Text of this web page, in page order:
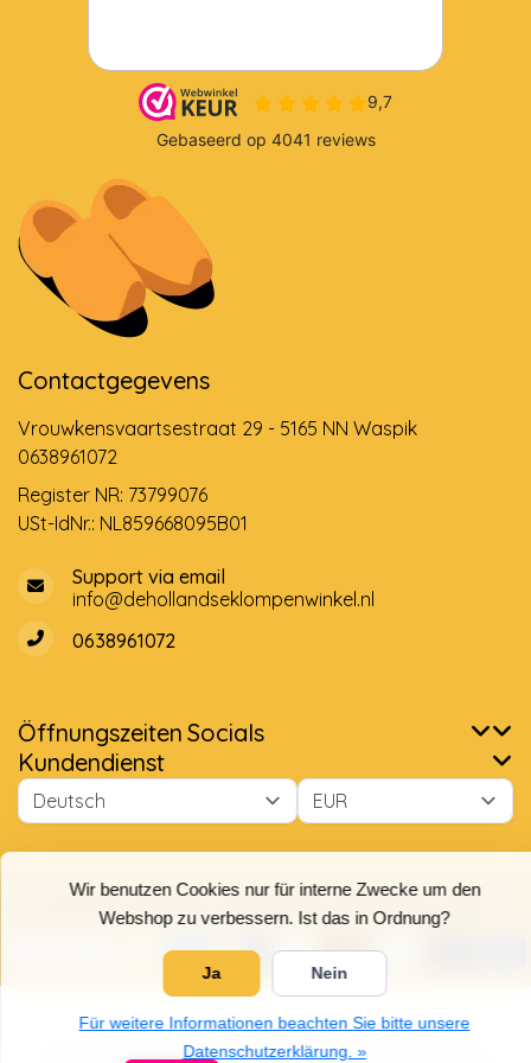
9,7
Wir benutzen Cookies nur für interne Zwecke um den
Webshop zu verbessern. Ist das in Ordnung?
Nein
Datenschutzerklärung. »
Contactgegevens
Vrouwkensvaartsestraat 29 - 5165 NN Waspik
0638961072
Register NR: 73799076
USt-IdNr.: NL859668095B01
Support via email
info@dehollandseklompenwinkel.nl
0638961072
Öffnungszeiten Socials
Kundendienst